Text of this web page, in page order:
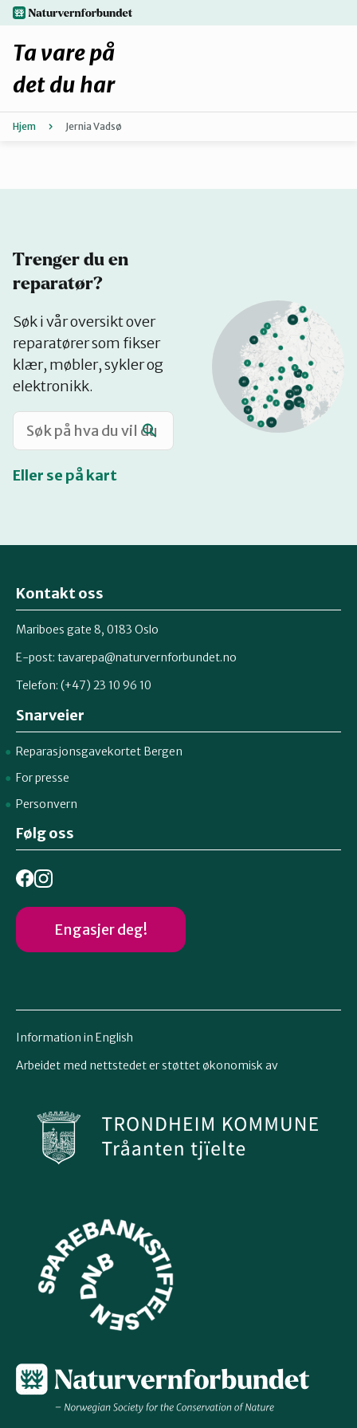
Hopp
til
hovedinnhold
Forbehold
Hvorfor reparere?
Katalog
Mitt navn
Retten til reparasjon
naturvernforbundet.no
Ta vare på
det du har
Hjem Jernia Vadsø
Trenger du en
reparatør?
Søk i vår oversikt over
reparatører som fikser
klær, møbler, sykler og
elektronikk.
Eller se på kart
på
kart
Kontakt oss
Mariboes gate 8, 0183 Oslo
E-post: tavarepa@naturvernforbundet.no
Telefon: (+47) 23 10 96 10
Snarveier
Reparasjonsgavekortet Bergen
For presse
Personvern
Følg oss
Engasjer deg!
Information in English
Arbeidet med nettstedet er støttet økonomisk av